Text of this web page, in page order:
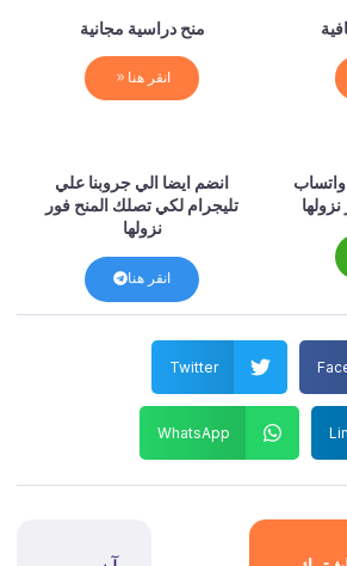
منح دراسية مجانية
انقر هنا
انضم ايضا الي جروبنا علي
تليجرام لكي تصلك المنح فور
نزولها
انقر هنا
Twitter
WhatsApp